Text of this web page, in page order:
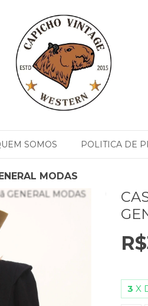
SOMOS POLITICA DE
MODAS
3 X